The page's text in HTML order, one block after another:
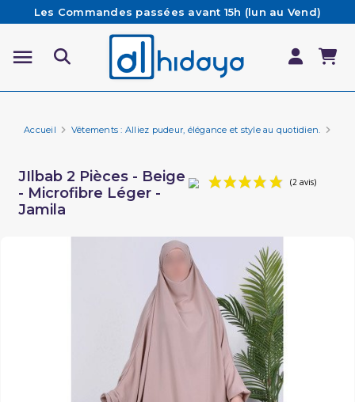
Les Commandes passées avant 15h (lun au Vend)
sont préparées et expédiées le jour même
Besoin d'aide ? Retrouvez notre FAQ
Livraison offerte à partir de 65€ d'achat*
Accueil Vêtements : Alliez pudeur, élégance et style au quotidien.
JIlbab 2 Pièces - Beige
- Microfibre Léger -
Jamila